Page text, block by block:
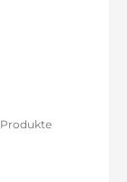
Produkte